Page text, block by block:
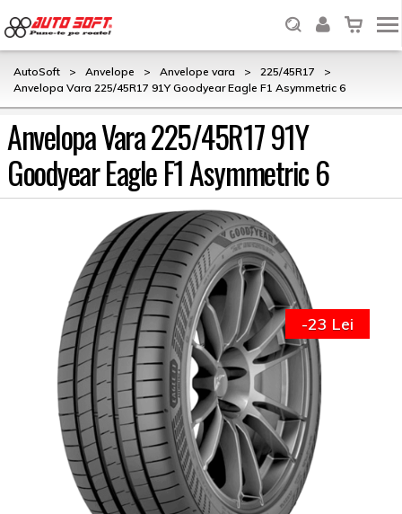
AutoSoft > Anvelope > Anvelope vara > 225/45R17
>
Anvelopa Vara 225/45R17 91Y Goodyear Eagle F1 Asymmetric 6
Anvelopa Vara 225/45R17 91Y
Goodyear Eagle F1 Asymmetric 6
-23 Lei